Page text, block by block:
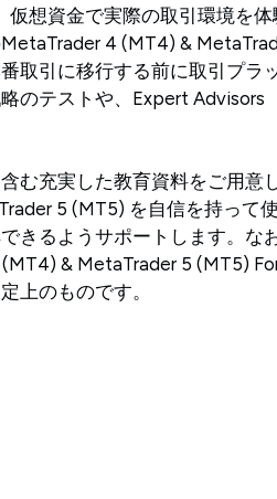
仮想資金で実際の取引環境を
4 (MT4) &
取引に移行する前に取引プラ
のテストや、Expert Advisors
む充実した教育資料をご用意
5 (MT5) を自信を持って
きるようサポートします。な
& MetaTrader 5 (MT5)
上のものです。